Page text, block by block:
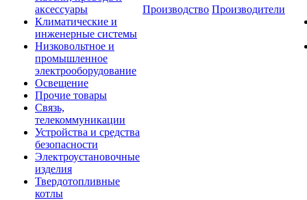
аксессуары
Климатические и
инженерные системы
Низковольтное и
промышленное
электрооборудование
Освещение
Прочие товары
Связь,
телекоммуникации
Устройства и средства
безопасности
Электроустановочные
изделия
Твердотопливные
котлы
Производство Производители